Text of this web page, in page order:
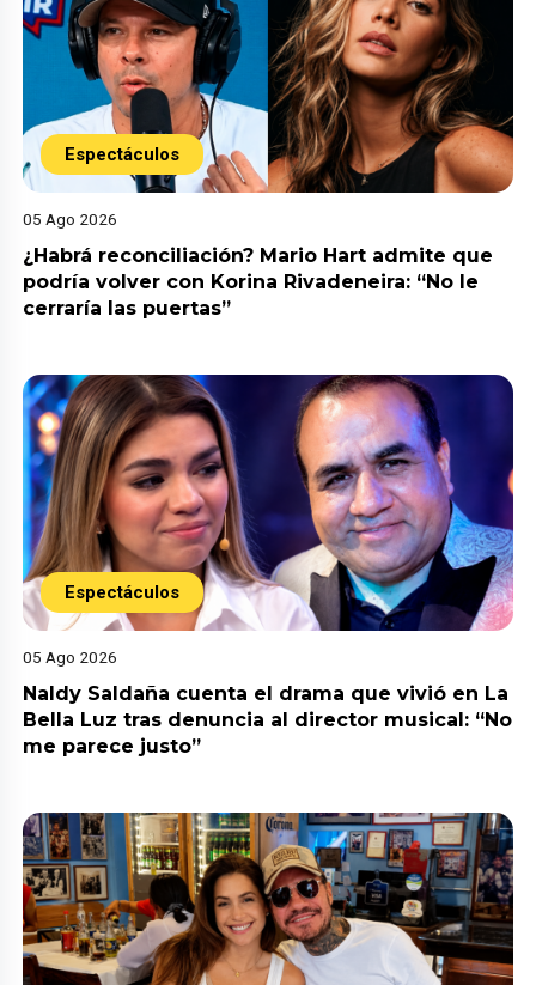
Espectáculos
05 Ago 2026
¿Habrá reconciliación? Mario Hart admite que
podría volver con Korina Rivadeneira: “No le
cerraría las puertas”
Espectáculos
05 Ago 2026
Naldy Saldaña cuenta el drama que vivió en La
Bella Luz tras denuncia al director musical: “No
me parece justo”